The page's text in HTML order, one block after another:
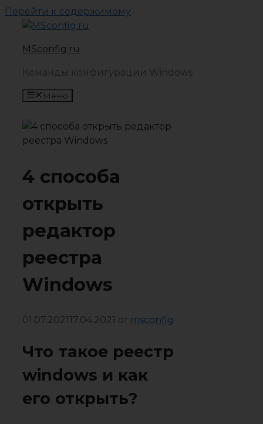
Перейти к содержимому
MSconfig.ru
Команды конфигурации Windows
Меню
4 способа
открыть
редактор
реестра
Windows
01.07.202117.04.2021 от msconfig
Что такое реестр
windows и как
его открыть?